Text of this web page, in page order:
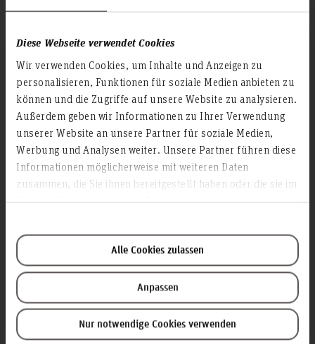
Diese Webseite verwendet Cookies
Wir verwenden Cookies, um Inhalte und Anzeigen zu
personalisieren, Funktionen für soziale Medien anbieten zu
können und die Zugriffe auf unsere Website zu analysieren.
Außerdem geben wir Informationen zu Ihrer Verwendung
unserer Website an unsere Partner für soziale Medien,
Werbung und Analysen weiter. Unsere Partner führen diese
Informationen möglicherweise mit weiteren Daten
zusammen, die Sie ihnen bereitgestellt haben oder die sie im
Alle Cookies zulassen
Anpassen
Nur notwendige Cookies verwenden
Kontakt und Anreise
Startseite Hochschule Hannover
Presse
Karriere
Service & Organisation
Akademische Angelegenheiten
Berufungsmanagement
Bibliothek
Datenschutz
Existenzgründung